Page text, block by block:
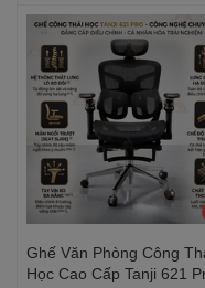
Ghế Văn Phòng Công
Học Cao Cấp Tanji 621